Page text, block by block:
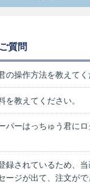
質問
の操作方法を教えてく
を教えてください。
パーはっちゅう君にロ
録されているため、
ージが出て、注文がで